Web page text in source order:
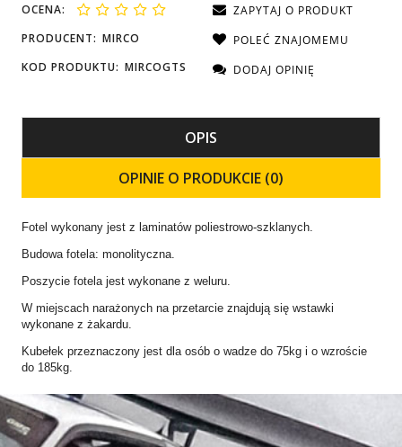
OCENA:
PRODUCENT: MIRCO
KOD PRODUKTU: MIRCOGTS
ZAPYTAJ O PRODUKT
POLEĆ ZNAJOMEMU
DODAJ OPINIĘ
OPIS
OPINIE O PRODUKCIE (0)
Fotel wykonany jest z laminatów poliestrowo-szklanych.
Budowa fotela: monolityczna.
Poszycie fotela jest wykonane z weluru.
W miejscach narażonych na przetarcie znajdują się wstawki
wykonane z żakardu.
Kubełek przeznaczony jest dla osób o wadze do 75kg i o wzroście
do 185kg.